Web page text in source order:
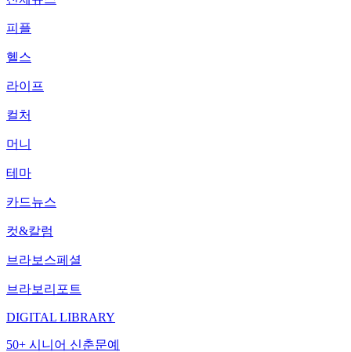
피플
헬스
라이프
컬처
머니
테마
카드뉴스
컷&칼럼
브라보스페셜
브라보리포트
DIGITAL LIBRARY
50+ 시니어 신춘문예